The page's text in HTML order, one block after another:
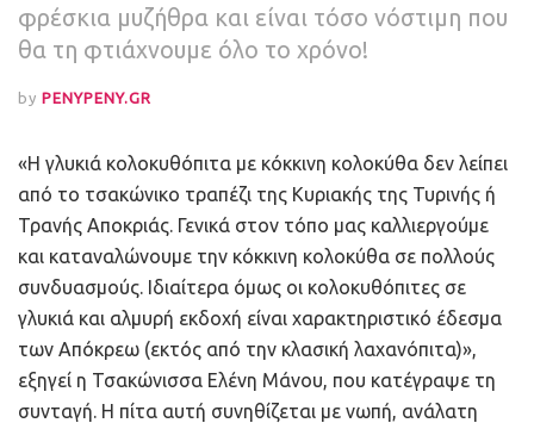
φρέσκια μυζήθρα και είναι τόσο νόστιμη που
θα τη φτιάχνουμε όλο το χρόνο!
by PENYPENY.GR
«Η γλυκιά κολοκυθόπιτα με κόκκινη κολοκύθα δεν λείπει
από το τσακώνικο τραπέζι της Κυριακής της Τυρινής ή
Τρανής Αποκριάς. Γενικά στον τόπο μας καλλιεργούμε
και καταναλώνουμε την κόκκινη κολοκύθα σε πολλούς
συνδυασμούς. Ιδιαίτερα όμως οι κολοκυθόπιτες σε
γλυκιά και αλμυρή εκδοχή είναι χαρακτηριστικό έδεσμα
των Απόκρεω (εκτός από την κλασική λαχανόπιτα)»,
εξηγεί η Τσακώνισσα Ελένη Μάνου, που κατέγραψε τη
συνταγή. Η πίτα αυτή συνηθίζεται με νωπή, ανάλατη